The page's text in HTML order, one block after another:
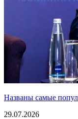
Названы самые
29.07.2026